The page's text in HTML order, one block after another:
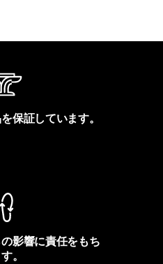
保証しています。
影響に責任をもち
。